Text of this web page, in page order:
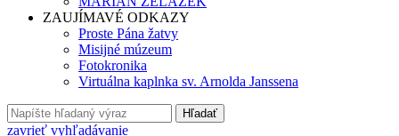
ZAUJÍMAVÉ ODKAZY
Proste Pána žatvy
Misijné múzeum
Fotokronika
Virtuálna kaplnka sv. Arnolda Janssena
Hľadať
zavrieť vyhľadávanie